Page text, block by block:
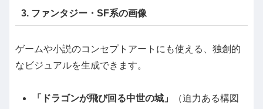
3. ファンタジー・SF系の画像
ゲームや小説のコンセプトアートにも使える、独創的
なビジュアルを生成できます。
「ドラゴンが飛び回る中世の城」
（迫力ある構図